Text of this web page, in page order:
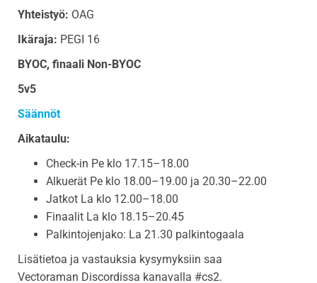
Yhteistyö: OAG
Ikäraja: PEGI 16
BYOC, finaali Non-BYOC
5v5
Säännöt
Aikataulu:
Check-in Pe klo 17.15–18.00
Alkuerät Pe klo 18.00–19.00 ja 20.30–22.00
Jatkot La klo 12.00–18.00
Finaalit La klo 18.15–20.45
Palkintojenjako: La 21.30 palkintogaala
Lisätietoa ja vastauksia kysymyksiin saa
Vectoraman Discordissa kanavalla #cs2.